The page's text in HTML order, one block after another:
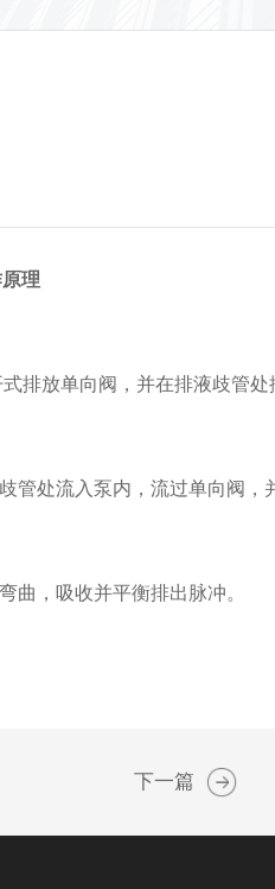
理
排放单向阀，并在排液歧管处
处流入泵内，流过单向阀，
曲，吸收并平衡排出脉冲。
下一篇